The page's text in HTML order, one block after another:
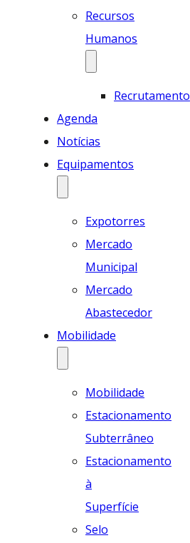
Recursos
Humanos
Recrutamento
Agenda
Notícias
Equipamentos
Expotorres
Mercado
Municipal
Mercado
Abastecedor
Mobilidade
Mobilidade
Estacionamento
Subterrâneo
Estacionamento
à
Superfície
Selo